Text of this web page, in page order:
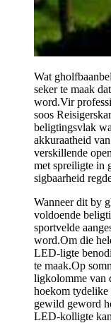
Wat
seker te maak
word.Vir
soos
beligtingsvlak
akkuraatheid
verskillende
met spreiligte in
sigbaarheid
Wanneer dit by
voldoende
sportvelde
word.Om die
LED-ligte
te maak.Op
ligkolomme van
hoekom tydelike
gewild geword
LED-kolligte